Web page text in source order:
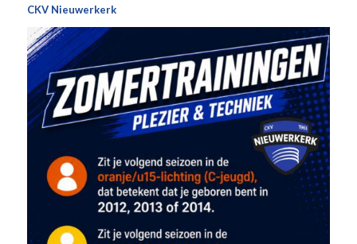
CKV Nieuwerkerk